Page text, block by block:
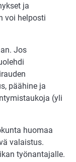
ja
voi helposti
Jos
päähine ja
(yli
huomaa
valaistus.
työnantajalle.